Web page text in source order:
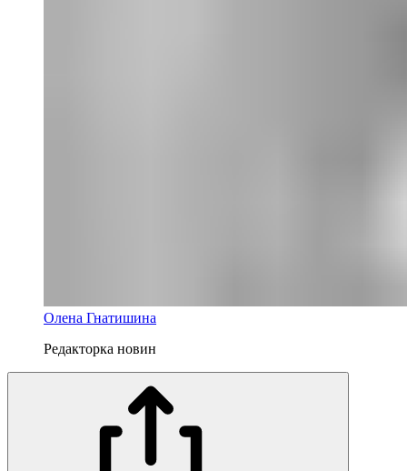
Олена Гнатишина
Редакторка новин